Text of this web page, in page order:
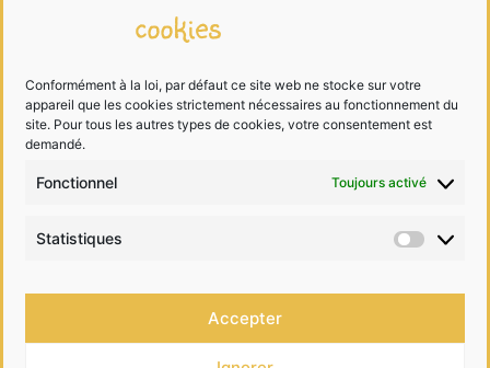
cookies
Conformément à la loi, par défaut ce site web ne stocke sur votre
appareil que les cookies strictement nécessaires au fonctionnement du
site. Pour tous les autres types de cookies, votre consentement est
demandé.
Fonctionnel Toujours activé
Statistiques
Accepter
Mentions légales
Traitement des données
Cookies
Me contacter
contact@lesdessinsdelalutine.com